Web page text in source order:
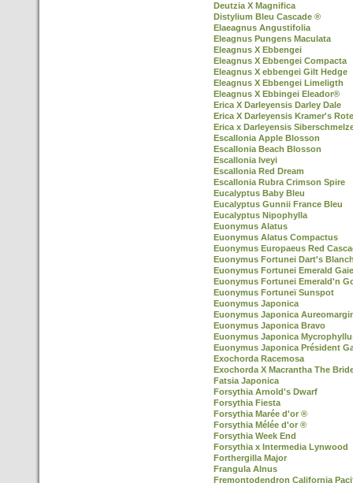
Deutzia X Magnifica
Distylium Bleu Cascade ®
Elaeagnus Angustifolia
Eleagnus Pungens Maculata
Eleagnus X Ebbengei
Eleagnus X Ebbengei Compacta
Eleagnus X ebbengei Gilt Hedge
Eleagnus X Ebbengei Limeligth
Eleagnus X Ebbingei Eleador®
Erica X Darleyensis Darley Dale
Erica X Darleyensis Kramer's Rote
Erica x Darleyensis
Escallonia Apple Blosson
Escallonia Beach Blosson
Escallonia Iveyi
Escallonia Red Dream
Escallonia Rubra Crimson Spire
Eucalyptus Baby Bleu
Eucalyptus Gunnii France Bleu
Eucalyptus Nipophylla
Euonymus Alatus
Euonymus Alatus Compactus
Euonymus Europaeus Red
Euonymus Fortunei Dart's
Euonymus Fortunei Emerald
Euonymus Fortunei Emerald'n
Euonymus Fortuneï Sunspot
Euonymus Japonica
Euonymus Japonica
Euonymus Japonica Bravo
Euonymus Japonica
Euonymus Japonica Président
Exochorda Racemosa
Exochorda X Macrantha The
Fatsia Japonica
Forsythia Arnold's Dwarf
Forsythia Fiesta
Forsythia Marée d'or ®
Forsythia Mélée d'or ®
Forsythia Week End
Forsythia x Intermedia Lynwood
Forthergilla Major
Frangula Alnus
Fremontodendron California